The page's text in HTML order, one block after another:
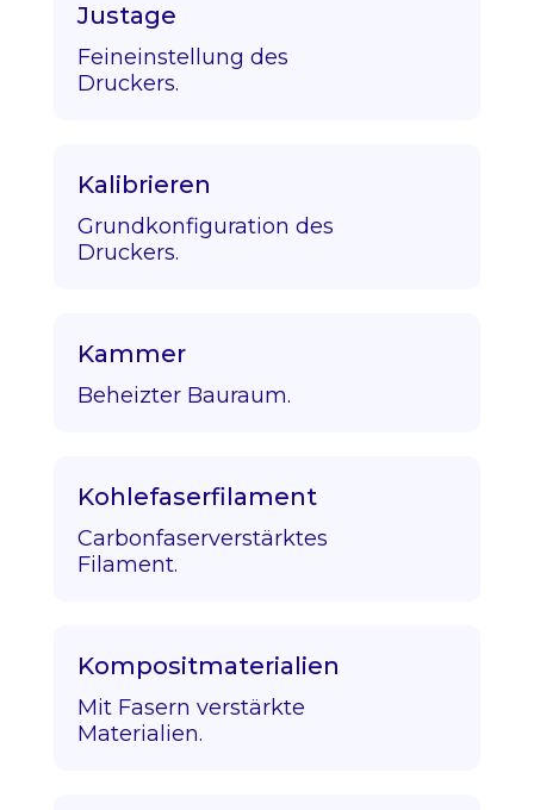
Justage
Feineinstellung des
Druckers.
Kalibrieren
Grundkonfiguration des
Druckers.
Kammer
Beheizter Bauraum.
Kohlefaserfilament
Carbonfaserverstärktes
Filament.
Kompositmaterialien
Mit Fasern verstärkte
Materialien.